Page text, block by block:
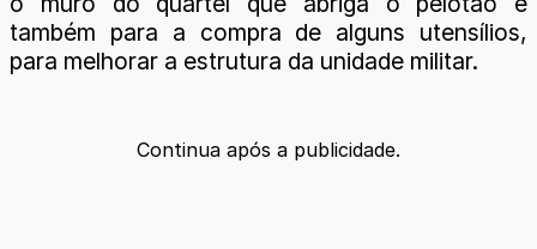
também para a compra de alguns utensílios,
para melhorar a estrutura da unidade militar.
Continua após a publicidade.